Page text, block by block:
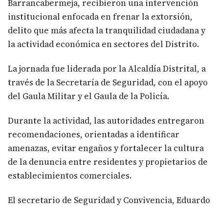
Barrancabermeja, recibieron una intervención
institucional enfocada en frenar la extorsión,
delito que más afecta la tranquilidad ciudadana y
la actividad económica en sectores del Distrito.
La jornada fue liderada por la Alcaldía Distrital, a
través de la Secretaría de Seguridad, con el apoyo
del Gaula Militar y el Gaula de la Policía.
Durante la actividad, las autoridades entregaron
recomendaciones, orientadas a identificar
amenazas, evitar engaños y fortalecer la cultura
de la denuncia entre residentes y propietarios de
establecimientos comerciales.
El secretario de Seguridad y Convivencia, Eduardo